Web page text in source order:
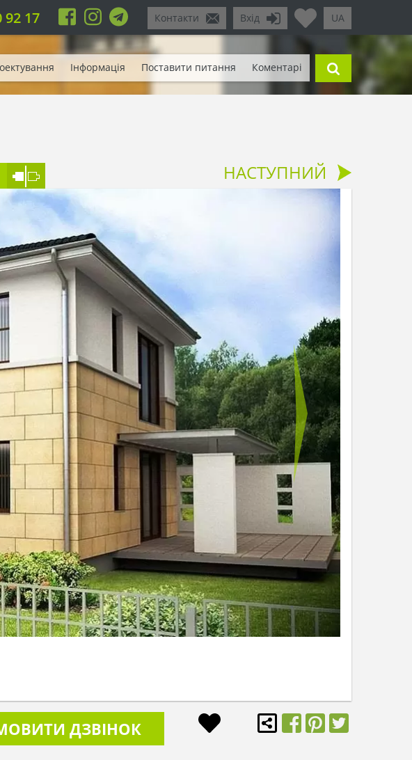
UA
Вхід
Контакти
92 17
Інформація Поставити питання Коментарі
НАСТУПНИЙ
ДЗВІНОК